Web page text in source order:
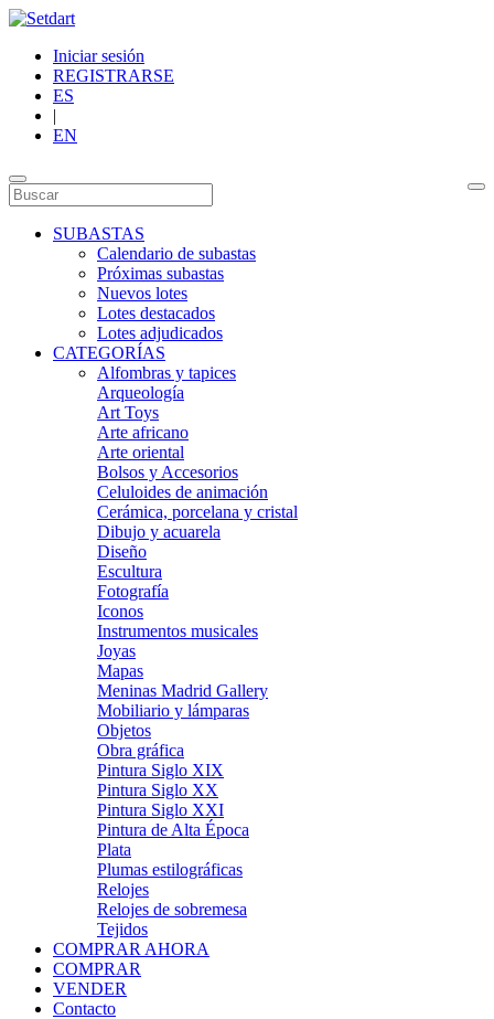
Iniciar sesión
REGISTRARSE
ES
|
EN
SUBASTAS
Calendario de subastas
Próximas subastas
Nuevos lotes
Lotes destacados
Lotes adjudicados
CATEGORÍAS
Alfombras y tapices
Arqueología
Art Toys
Arte africano
Arte oriental
Bolsos y Accesorios
Celuloides de animación
Cerámica, porcelana y cristal
Dibujo y acuarela
Diseño
Escultura
Fotografía
Iconos
Instrumentos musicales
Joyas
Mapas
Meninas Madrid Gallery
Mobiliario y lámparas
Objetos
Obra gráfica
Pintura Siglo XIX
Pintura Siglo XX
Pintura Siglo XXI
Pintura de Alta Época
Plata
Plumas estilográficas
Relojes
Relojes de sobremesa
Tejidos
COMPRAR AHORA
COMPRAR
VENDER
Contacto